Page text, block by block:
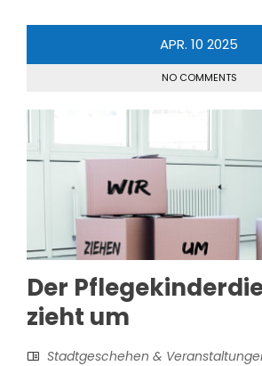
APR. 10 2025
NO COMMENTS
Der
zieht um
Stadtgeschehen &